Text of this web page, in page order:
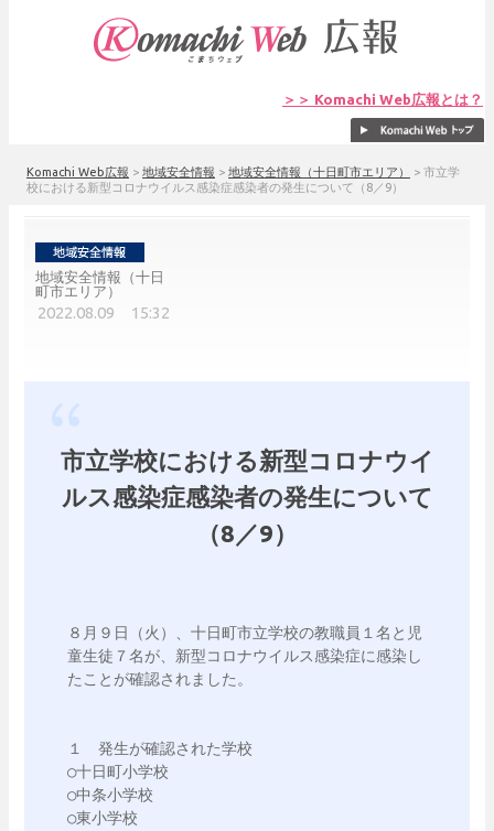
＞＞ Komachi Web広報とは？
Komachi Web広報 > 地域安全情報 > 地域安全情報（十日町市エリア） > 市立学
校における新型コロナウイルス感染症感染者の発生について（8／9）
地域安全情報（十日
町市エリア）
2022.08.09 15:32
市立学校における新型コロナウイ
ルス感染症感染者の発生について
（8／9）
８月９日（火）、十日町市立学校の教職員１名と児
童生徒７名が、新型コロナウイルス感染症に感染し
たことが確認されました。
１　発生が確認された学校
○十日町小学校
○中条小学校
○東小学校